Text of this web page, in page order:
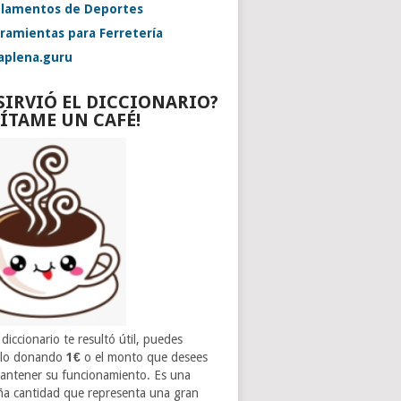
de Deportes
para Ferretería
EL DICCIONARIO?
UN CAFÉ!
diccionario te resultó útil, puedes
donando1€ o el monto que desees
su funcionamiento. Es una
cantidad que representa una gran